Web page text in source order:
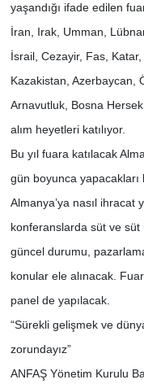
yaşandığı ifade edilen
İran, Irak, Umman,
İsrail, Cezayir, Fas,
Kazakistan, Azerbaycan,
Arnavutluk, Bosna
alım heyetleri katılıyor.
Bu yıl fuara katılacak
gün boyunca
Almanya’ya nasıl ihracat
konferanslarda süt ve süt
güncel durumu,
konular ele alınacak.
panel de yapılacak.
“Sürekli gelişmek ve
zorundayız”
ANFAŞ Yönetim Kurulu